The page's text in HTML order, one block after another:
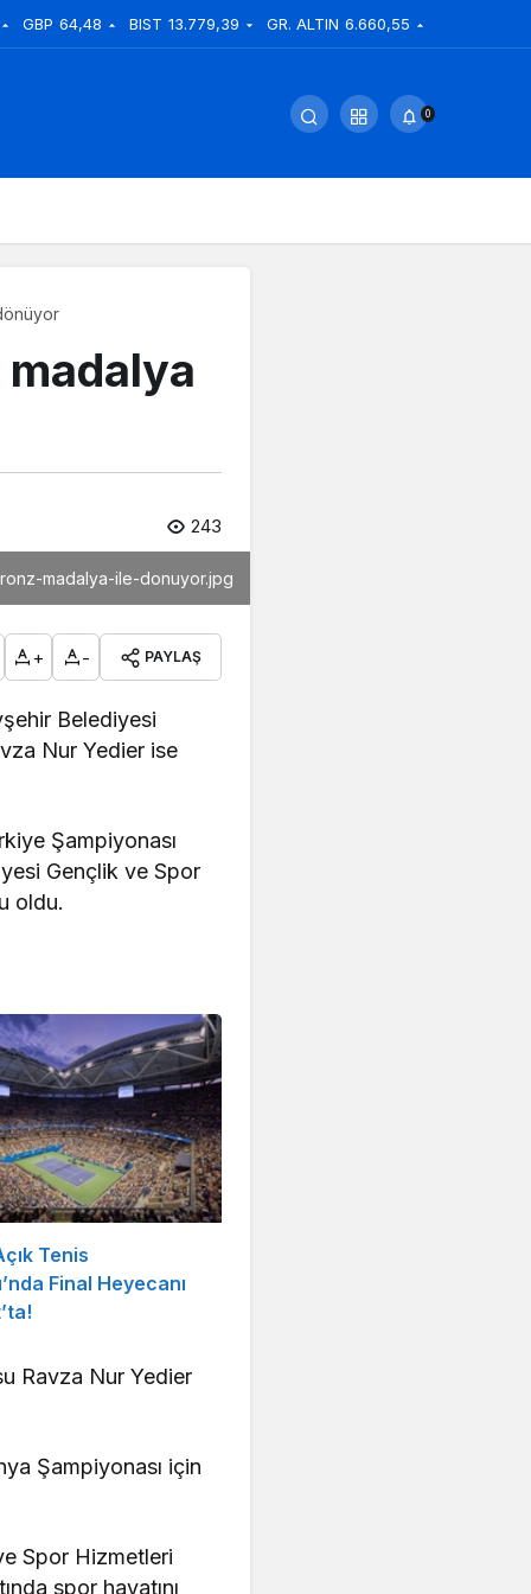
GBP 64,48 BIST 13.779,39 GR. ALTIN 6.660,55
0
243
madalya-ile-donuyor.jpg
+ - PAYLAŞ
Belediyesi
Nur Yedier ise
Şampiyonası
Gençlik ve Spor
oldu.
Tenis
Final Heyecanı
Ravza Nur Yedier
Şampiyonası için
Spor Hizmetleri
spor hayatını